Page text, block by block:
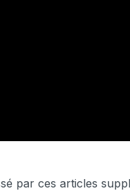
par ces articles